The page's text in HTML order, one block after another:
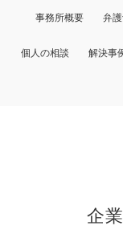
事務所概要 弁
個人の相談 解決事
企